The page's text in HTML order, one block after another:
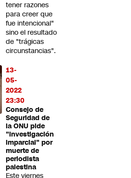
tener razones
para creer que
fue intencional"
sino el resultado
de "trágicas
circunstancias".
13-
05-
2022
23:30
Consejo de
Seguridad de
la ONU pide
"investigación
imparcial" por
muerte de
periodista
palestina
Este viernes